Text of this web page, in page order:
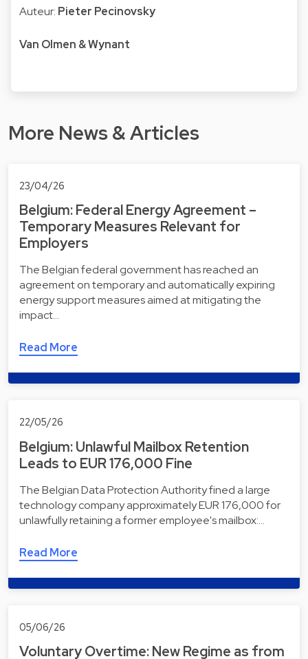
Auteur: Pieter Pecinovsky
Van Olmen & Wynant
More News & Articles
23/04/26
Belgium: Federal Energy Agreement –
Temporary Measures Relevant for
Employers
The Belgian federal government has reached an
agreement on temporary and automatically expiring
energy support measures aimed at mitigating the
impact…
Read More
22/05/26
Belgium: Unlawful Mailbox Retention
Leads to EUR 176,000 Fine
The Belgian Data Protection Authority fined a large
technology company approximately EUR 176,000 for
unlawfully retaining a former employee's mailbox:…
Read More
05/06/26
Voluntary Overtime: New Regime as from